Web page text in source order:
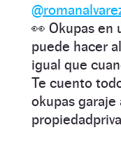
👀 Okupas en
puede hacer
igual que
Te cuento
okupas